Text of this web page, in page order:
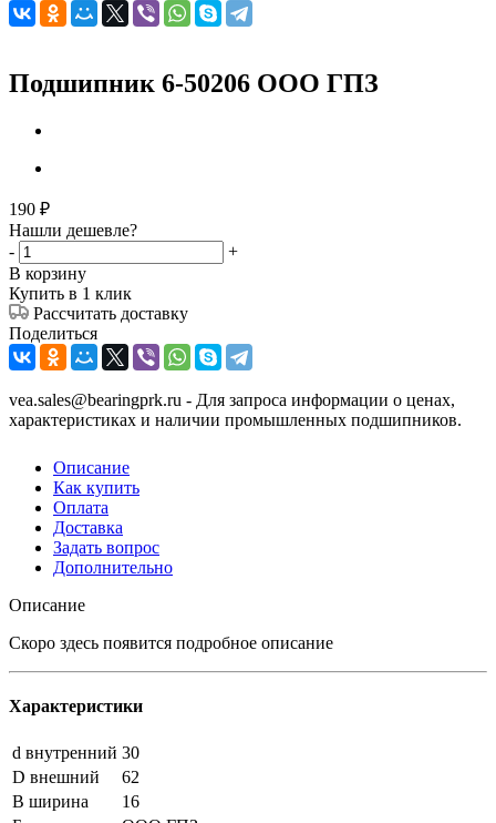
Подшипник 6-50206 ООО ГПЗ
190 ₽
Нашли дешевле?
-
+
В корзину
Купить в 1 клик
Рассчитать доставку
Поделиться
vea.sales@bearingprk.ru - Для запроса информации о ценах,
характеристиках и наличии промышленных подшипников.
Описание
Как купить
Оплата
Доставка
Задать вопрос
Дополнительно
Описание
Скоро здесь появится подробное описание
Характеристики
d внутренний 30
D внешний
62
B ширина
16